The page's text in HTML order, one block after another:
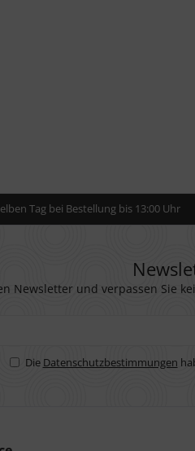
Tag bei Bestellung bis 13:00 Uhr
Newsletter und verpassen Sie
Die Datenschutzbestimmungen